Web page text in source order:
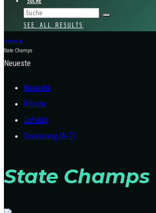
SEE ALL RESULTS
Startseite
State Champs
Neueste
Neueste
Älteste
Zufällig
Sortierung (A-Z)
State Champs